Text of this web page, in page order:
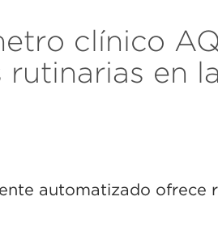
clínico
rutinarias en
automatizado ofrece